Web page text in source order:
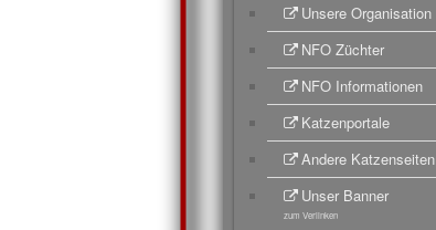
Unsere Organisation
NFO Züchter
NFO Informationen
Katzenportale
Andere Katzenseiten
Unser Banner
zum Verlinken